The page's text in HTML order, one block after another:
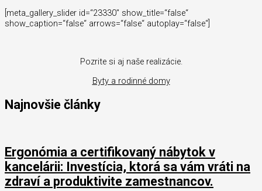
[meta_gallery_slider id=“23330″ show_title=“false“
show_caption=“false“ arrows=“false“ autoplay=“false“]
Pozrite si aj naše realizácie.
Byty a rodinné domy
Najnovšie články
Ergonómia a certifikovaný nábytok v
kancelárii: Investícia, ktorá sa vám vráti na
zdraví a produktivite zamestnancov.